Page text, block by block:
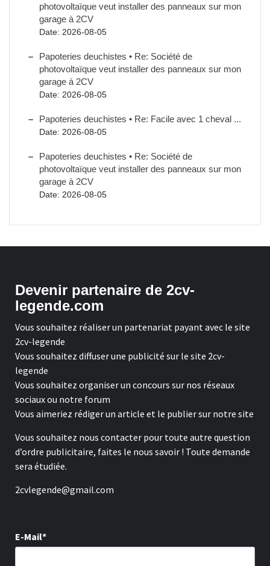
photovoltaïque veut installer des panneaux sur mon
garage à 2CV
Date: 2026-08-05
Papoteries deuchistes • Re: Société de
photovoltaïque veut installer des panneaux sur mon
garage à 2CV
Date: 2026-08-05
Papoteries deuchistes • Re: Facile avec 1 cheval ...
Date: 2026-08-05
Papoteries deuchistes • Re: Société de
photovoltaïque veut installer des panneaux sur mon
garage à 2CV
Date: 2026-08-05
Devenir partenaire de 2cv-
legende.com
Vous souhaitez réaliser un partenariat payant avec le site
2cv-legende
Vous souhaitez diffuser une publicité sur le site 2cv-
legende
Vous souhaitez organiser un concours sur nos réseaux
sociaux ou notre forum
Vous aimeriez rédiger un article et le publier sur notre site
Vous souhaitez nous contacter pour toute autre question
d’ordre publicitaire, faites le nous savoir ! Toute demande
sera étudiée.
2cvlegende@gmail.com
E-Mail*